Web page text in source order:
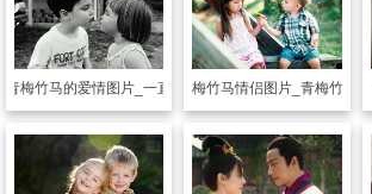
青梅竹马的爱情图片_一直守护着你
情侣图片 青梅竹马情侣图片_青梅竹马
情侣图片